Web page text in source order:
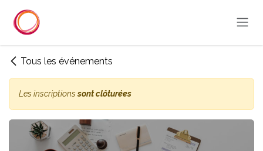
Tous les événements
Les inscriptionssont clôturées